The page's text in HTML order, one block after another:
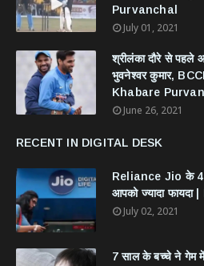
Purvanchal
July 01, 2021
श्रीलंका दौरे से
भुवनेश्वर कुमार,
Khabare
June 26, 2021
RECENT IN DIGITAL DESK
Reliance Jio के 4
आपको ज्यादा
July 02, 2021
7 साल के बच्चे ने गेम में